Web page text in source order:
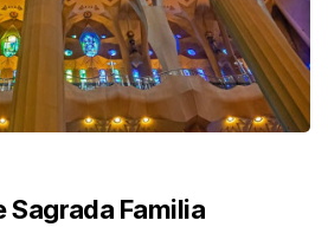
Sagrada Familia